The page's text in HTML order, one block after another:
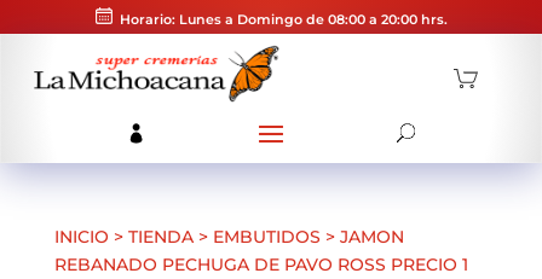
Horario: Lunes a Domingo de 08:00 a 20:00 hrs.
INICIO > TIENDA> EMBUTIDOS > JAMON
REBANADO PECHUGA DE PAVO ROSS PRECIO 1